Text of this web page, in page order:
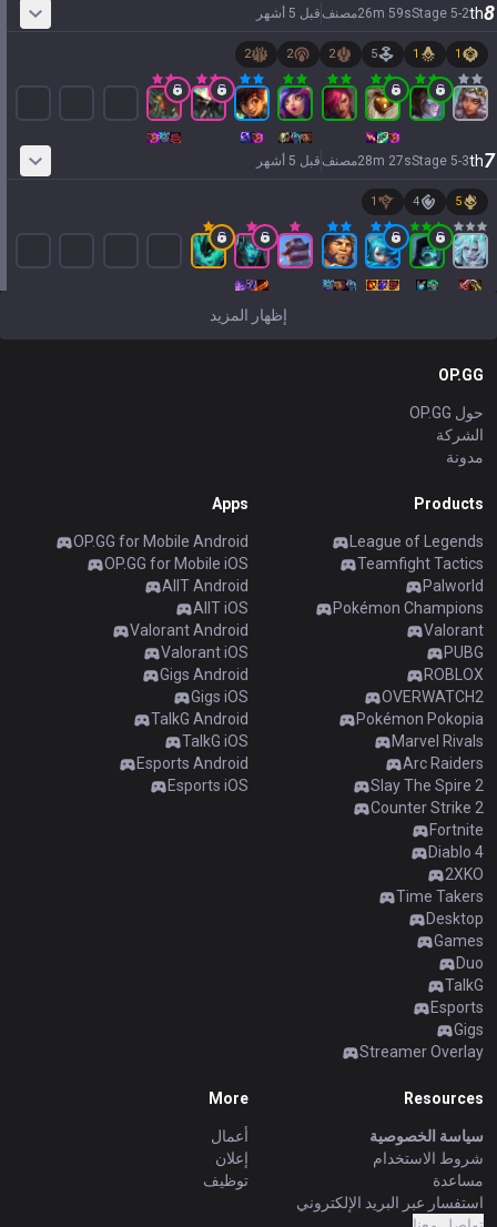
8
th
Stage 5-2
26m 59s مصنف قبل 5 أشهر
1
1
5
2
2
2
7
th
Stage 5-3
28m 27s مصنف قبل 5 أشهر
5
4
1
إظهار المزيد
OP.GG
حول OP.GG
الشركة
مدونة
Products
League of Legends
Teamfight Tactics
Palworld
Pokémon Champions
Valorant
PUBG
ROBLOX
OVERWATCH2
Pokémon Pokopia
Marvel Rivals
Arc Raiders
Slay The Spire 2
Counter Strike 2
Fortnite
Diablo 4
2XKO
Time Takers
Desktop
Games
Duo
TalkG
Esports
Gigs
Streamer Overlay
Apps
OP.GG for Mobile Android
OP.GG for Mobile iOS
AllT Android
AllT iOS
Valorant Android
Valorant iOS
Gigs Android
Gigs iOS
TalkG Android
TalkG iOS
Esports Android
Esports iOS
Resources
سياسة الخصوصية
شروط الاستخدام
مساعدة
استفسار عبر البريد الإلكتروني
More
أعمال
إعلان
توظيف